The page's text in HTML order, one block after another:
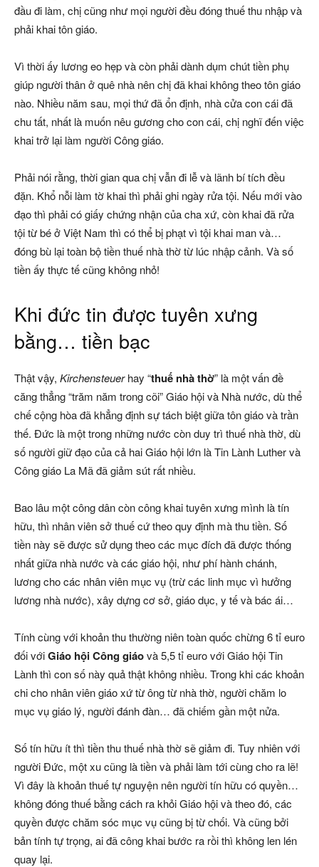
đầu đi làm, chị cũng như mọi người đều đóng thuế thu nhập và
phải khai tôn giáo.
Vì thời ấy lương eo hẹp và còn phải dành dụm chút tiền phụ
giúp người thân ở quê nhà nên chị đã khai không theo tôn giáo
nào. Nhiều năm sau, mọi thứ đã ổn định, nhà cửa con cái đã
chu tất, nhất là muốn nêu gương cho con cái, chị nghĩ đến việc
khai trở lại làm người Công giáo.
Phải nói rằng, thời gian qua chị vẫn đi lễ và lãnh bí tích đều
đặn. Khổ nỗi làm tờ khai thì phải ghi ngày rửa tội. Nếu mới vào
đạo thì phải có giấy chứng nhận của cha xứ, còn khai đã rửa
tội từ bé ở Việt Nam thì có thể bị phạt vì tội khai man và…
đóng bù lại toàn bộ tiền thuế nhà thờ từ lúc nhập cảnh. Và số
tiền ấy thực tế cũng không nhỏ!
Khi đức tin được tuyên xưng
bằng… tiền bạc
Thật vậy, Kirchensteuerhay “thuế nhà thờ” là một vấn đề
căng thẳng “trăm năm trong cõi” Giáo hội và Nhà nước, dù thể
chế cộng hòa đã khẳng định sự tách biệt giữa tôn giáo và trần
thế. Đức là một trong những nước còn duy trì thuế nhà thờ, dù
số người giữ đạo của cả hai Giáo hội lớn là Tin Lành Luther và
Công giáo La Mã đã giảm sút rất nhiều.
Bao lâu một công dân còn công khai tuyên xưng mình là tín
hữu, thì nhân viên sở thuế cứ theo quy định mà thu tiền. Số
tiền này sẽ được sử dụng theo các mục đích đã được thống
nhất giữa nhà nước và các giáo hội, như phí hành chánh,
lương cho các nhân viên mục vụ (trừ các linh mục vì hưởng
lương nhà nước), xây dựng cơ sở, giáo dục, y tế và bác ái…
Tính cùng với khoản thu thường niên toàn quốc chừng 6 tỉ euro
đối vớiGiáo hội Công giáovà 5,5 tỉ euro với Giáo hội Tin
Lành thì con số này quả thật không nhiều. Trong khi các khoản
chi cho nhân viên giáo xứ từ ông từ nhà thờ, người chăm lo
mục vụ giáo lý, người đánh đàn… đã chiếm gần một nửa.
Số tín hữu ít thì tiền thu thuế nhà thờ sẽ giảm đi. Tuy nhiên với
người Đức, một xu cũng là tiền và phải làm tới cùng cho ra lẽ!
Vì đây là khoản thuế tự nguyện nên người tín hữu có quyền…
không đóng thuế bằng cách ra khỏi Giáo hội và theo đó, các
quyền được chăm sóc mục vụ cũng bị từ chối. Và cũng bởi
bản tính tự trọng, ai đã công khai bước ra rồi thì không len lén
quay lại.